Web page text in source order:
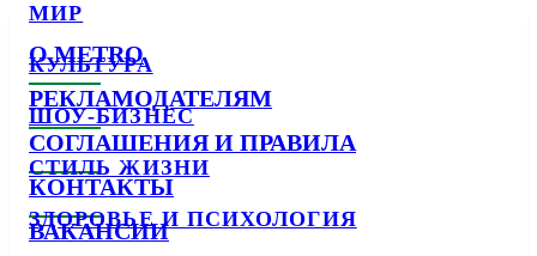
МИР
КУЛЬТУРА
ШОУ-БИЗНЕС
СТИЛЬ ЖИЗНИ
ЗДОРОВЬЕ И ПСИХОЛОГИЯ
О METRO
РЕКЛАМОДАТЕЛЯМ
СОГЛАШЕНИЯ И ПРАВИЛА
КОНТАКТЫ
ВАКАНСИИ